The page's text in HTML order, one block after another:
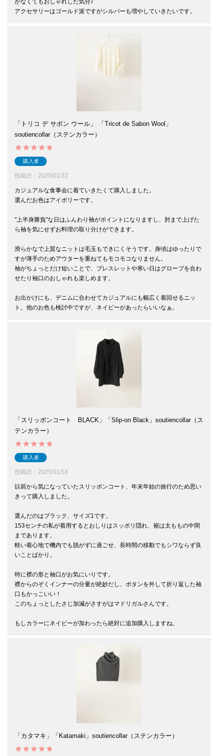
がなくてもおしゃれした気分♪
「トリコ デ サボン ウール」 「Tricot de Sabon Wool」
soutiencollar（ステンカラー）
購入者
投稿日 2025/01/22
カジュアルな食事会に着ていきたくて購入しました。
選んだお色はアイボリーです。
"上半身勝負"な日はふんわり袖がポイントになりますし、肘まで上げた
ら袖を気にせずお料理の取り分けができます。
滑らかなで上質なニットは毛玉もできにくそうです。身頃はゆったりで
すが薄手のためアウターを重ねてもモコモコなりません。
袖がちょっとだけ短いことで、ブレスレットや寒い日はグローブを合わ
せたり袖口のおしゃれも楽しめます。
お出かけにも、デニムに合わせてカジュアルにも幅広く着回せるニッ
ト。他のお色も検討中ですが、ネイビーがあったらいいなぁ。
「スリッポンコート BLACK」「Slip-on Black」soutiencollar（ス
テンカラー）
購入者
投稿日 2025/01/18
以前から気になっていたスリッポンコート、年末年始の旅行のため思い
きって購入しました。
選んだのはブラック、サイズ1です。
153センチの私が着用するとおしりはスッポリ隠れ、裾は太ももの中間
まであります。
軽い着心地で機内でも脱がずに過ごせ、長時間の移動でもシワならず良
いことばかり。
特に襟の形と袖口がお気にいりです。
襟からのぞくインナーの分量が絶妙だし、ボタンを外して折り返した袖
口もかっこいい！
このちょっとしたさじ加減がさすがはマドリガルさんです。
もしカラーにネイビーが加わったら絶対に追加購入しますね。
「カタマキ」「Katamaki」soutiencollar（ステンカラー）